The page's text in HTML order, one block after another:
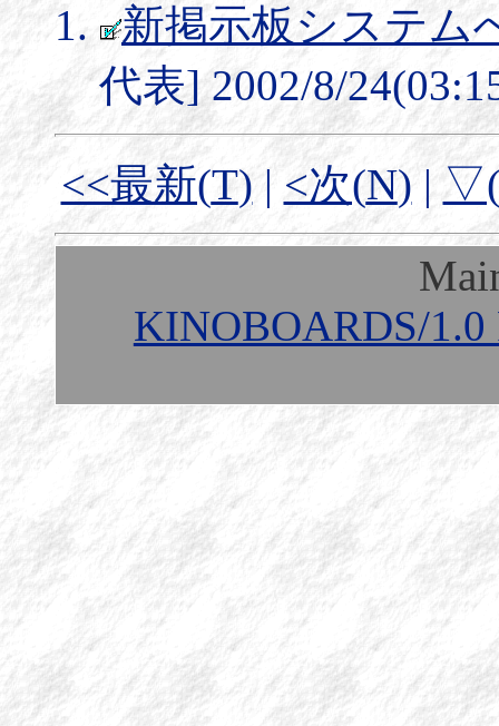
新掲示板システム
代表] 2002/8/
<<最新(T) | <次(N) |
KINOBOARDS/1.0